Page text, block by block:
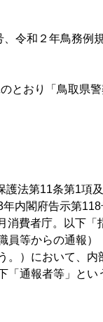
令和２年鳥務例
とおり「鳥取県
護法第11条第1項
年内閣府告示第118
消費者庁。以下「
員等からの通報）
。）において、内
「通報者等」とい